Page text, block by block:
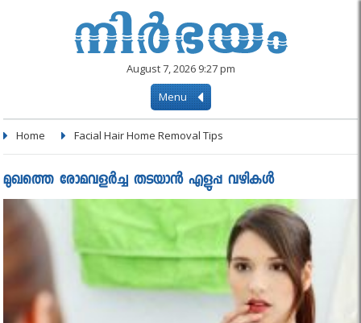
August 7, 2026 9:27 pm
Menu
Home Facial Hair Home Removal Tips
മുഖത്തെ രോമവളർച്ച തടയാൻ എളുപ്പ വഴികൾ